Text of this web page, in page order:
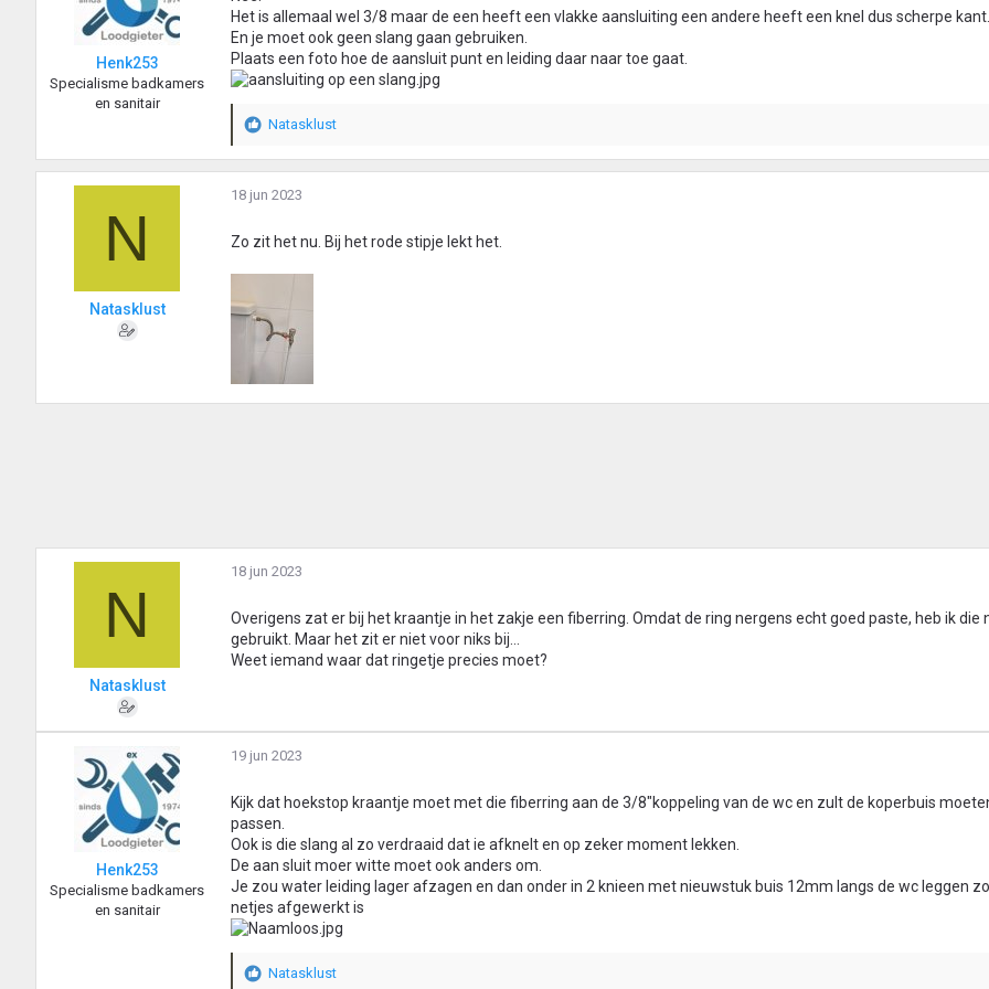
Henk253
Specialisme badkamers
en sanitair
Het is allemaal wel 3/8 maar de een heeft een vlakke aansluiting een andere heeft een knel dus scherpe kant.
En je moet ook geen slang gaan gebruiken.
Plaats een foto hoe de aansluit punt en leiding daar naar toe gaat.
W
a
r
r
i
g
Natasklust
N
Natasklust
18 jun 2023
Zo zit het nu. Bij het rode stipje lekt het.
N
Natasklust
18 jun 2023
Overigens zat er bij het kraantje in het zakje een fiberring. Omdat de ring nergens echt goed paste, heb ik die
gebruikt. Maar het zit er niet voor niks bij...
Weet iemand waar dat ringetje precies moet?
Henk253
Specialisme badkamers
en sanitair
19 jun 2023
Kijk dat hoekstop kraantje moet met die fiberring aan de 3/8"koppeling van de wc en zult de koperbuis
passen.
Ook is die slang al zo verdraaid dat ie afknelt en op zeker moment lekken.
De aan sluit moer witte moet ook anders om.
Je zou water leiding lager afzagen en dan onder in 2 knieen met nieuwstuk buis 12mm langs de wc leggen
netjes afgewerkt is
W Natasklust